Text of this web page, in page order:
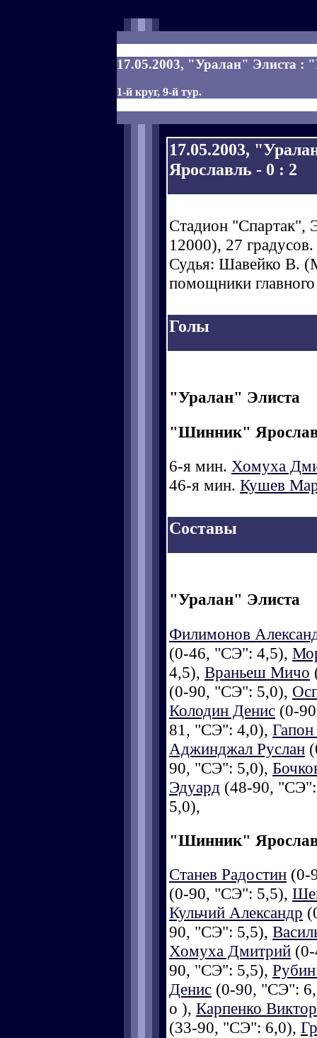
17.05.2003, "Уралан" Элиста
1-й круг, 9-й тур.
17.05.2003,
Ярославль - 0 : 2
Стадион "Спартак",
12000), 27 градусов.
Судья: Шавейко В.
помощники
Голы
"Уралан" Элиста
"Шинник"
6-я мин. Хомуха
46-я мин. Кушев
Составы
"Уралан" Элиста
Филимонов
(0-46, "СЭ": 4,5),
4,5), Враньеш Мичо
(0-90, "СЭ": 5,0),
Колодин Денис (0-
81, "СЭ": 4,0),
Аджинджал Руслан
90, "СЭ": 5,0),
Эдуард (48-90,
5,0),
"Шинник"
Станев Радостин (0-
(0-90, "СЭ": 5,5),
Кульчий Александр
90, "СЭ": 5,5),
Хомуха Дмитрий
90, "СЭ": 5,5),
Денис (0-90, "СЭ":
о ), Карпенко Виктор
(33-90, "СЭ": 6,0),